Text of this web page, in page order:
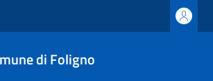
di Foligno